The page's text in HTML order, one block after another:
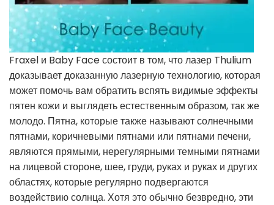
Fraxel и Baby Face состоит в том, что лазер Thulium
доказывает доказанную лазерную технологию, которая
может помочь вам обратить вспять видимые эффекты
пятен кожи и выглядеть естественным образом, так же
молодо. Пятна, которые также называют солнечными
пятнами, коричневыми пятнами или пятнами печени,
являются прямыми, нерегулярными темными пятнами
на лицевой стороне, шее, груди, руках и руках и других
областях, которые регулярно подвергаются
воздействию солнца. Хотя это обычно безвредно, эти